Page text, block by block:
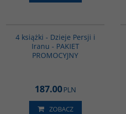
4 książki - Dzieje Persji i
Iranu - PAKIET
PROMOCYJNY
187.00PLN
ZOBACZ